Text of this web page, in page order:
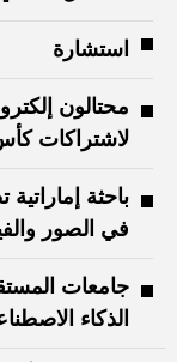
استشارة
محتالون
لاشتراكات كأس
باحثة
في الصور
جامعات
الذكاء